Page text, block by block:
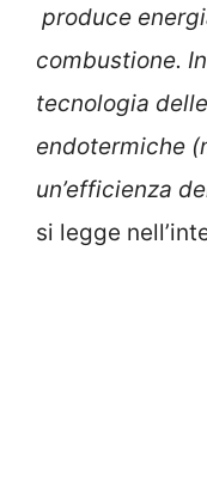
produce
combustione.
tecnologia
endotermiche
un’efficienza
si legge